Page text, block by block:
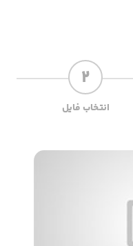
2
انتخاب فایل